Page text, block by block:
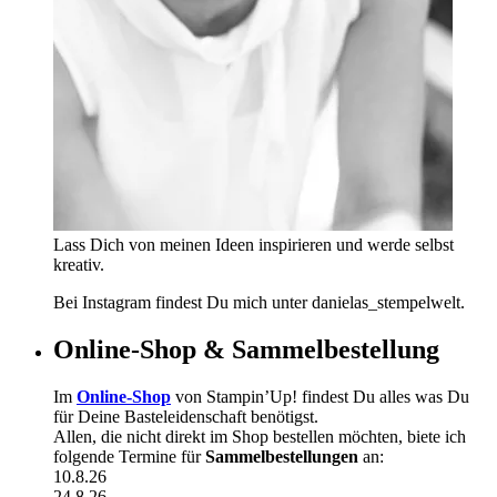
Lass Dich von meinen Ideen inspirieren und werde selbst
kreativ.
Bei Instagram findest Du mich unter danielas_stempelwelt.
Online-Shop & Sammelbestellung
Im Online-Shop von Stampin’Up! findest Du alles was Du
für Deine Basteleidenschaft benötigst.
Allen, die nicht direkt im Shop bestellen möchten, biete ich
folgende Termine fürSammelbestellungen an:
10.8.26